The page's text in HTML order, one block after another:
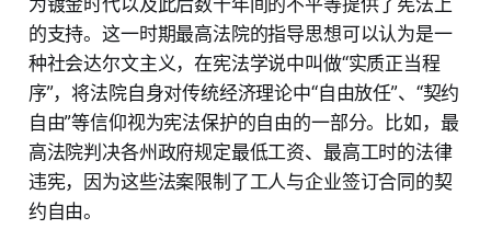
的支持。这一时期最高法院的指导思想可以认为是一
种社会达尔文主义，在宪法学说中叫做“实质正当程
序”，将法院自身对传统经济理论中“自由放任”、“契约
自由”等信仰视为宪法保护的自由的一部分。比如，最
高法院判决各州政府规定最低工资、最高工时的法律
违宪，因为这些法案限制了工人与企业签订合同的契
约自由。